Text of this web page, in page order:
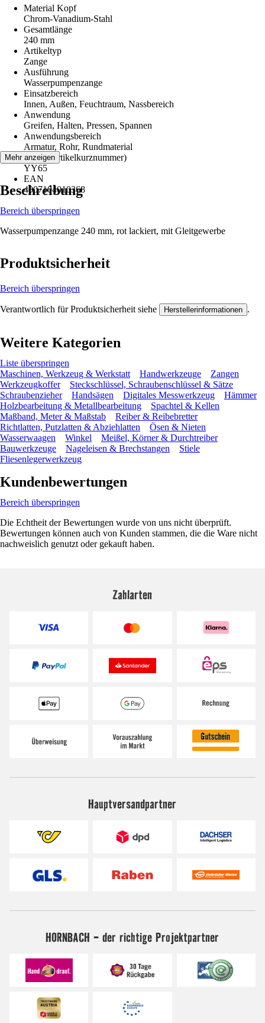
Material Kopf
Chrom-Vanadium-Stahl
Gesamtlänge
240 mm
Artikeltyp
Zange
Ausführung
Wasserpumpenzange
Einsatzbereich
Innen, Außen, Feuchtraum, Nassbereich
Anwendung
Greifen, Halten, Pressen, Spannen
Anwendungsbereich
Armatur, Rohr, Rundmaterial
AKN (Artikelkurznummer)
YY65
EAN
4007104010368
Mehr anzeigen
Beschreibung
Bereich überspringen
Wasserpumpenzange 240 mm, rot lackiert, mit Gleitgewerbe
Produktsicherheit
Bereich überspringen
Verantwortlich für Produktsicherheit siehe Herstellerinformationen .
Weitere Kategorien
Liste überspringen
Maschinen, Werkzeug & Werkstatt
Handwerkzeuge
Zangen
Werkzeugkoffer
Steckschlüssel, Schraubenschlüssel & Sätze
Schraubenzieher
Handsägen Digitales Messwerkzeug
Hämmer
Holzbearbeitung & Metallbearbeitung
Spachtel & Kellen
Maßband, Meter & Maßstab
Reiber & Reibebretter
Richtlatten, Putzlatten & Abziehlatten
Ösen & Nieten
Wasserwaagen
Winkel
Meißel, Körner & Durchtreiber
Bauwerkzeuge
Nageleisen & Brechstangen
Stiele
Fliesenlegerwerkzeug
Kundenbewertungen
Bereich überspringen
Die Echtheit der Bewertungen wurde von uns nicht überprüft.
Bewertungen können auch von Kunden stammen, die die Ware nicht
nachweislich genutzt oder gekauft haben.
Zahlarten
Hauptversandpartner
HORNBACH - der richtige Projektpartner